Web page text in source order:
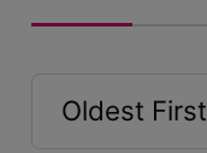
Oldest First